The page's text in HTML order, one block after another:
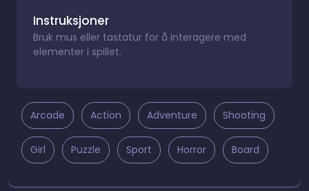
Instruksjoner
Bruk mus eller tastatur for å interagere med
elementer i spillet.
Arcade Action Adventure Shooting
Girl Puzzle Sport Horror Board